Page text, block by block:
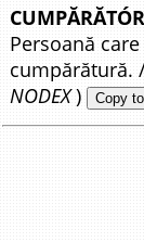
Persoană
cumpărătură.
NODEX) Copy